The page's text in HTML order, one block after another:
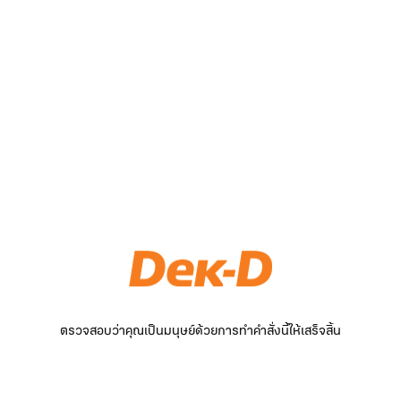
ตรวจสอบว่าคุณเป็นมนุษย์ด้วยการทำคำสั่งนี้ให้เสร็จสิ้น